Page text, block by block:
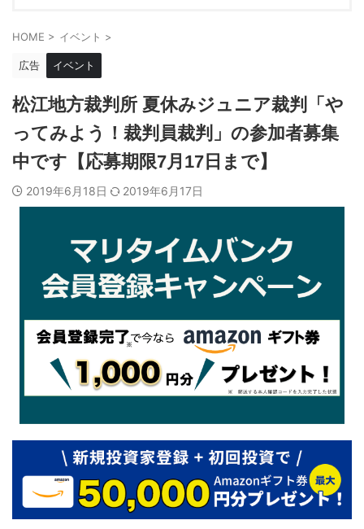
HOME > イベント >
広告 イベント
松江地方裁判所 夏休みジュニア裁判「や
ってみよう！裁判員裁判」の参加者募集
中です【応募期限7月17日まで】
2019年6月18日 2019年6月17日